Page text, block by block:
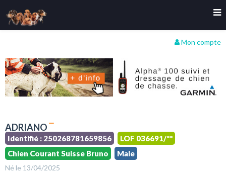
Mon compte
ADRIANO
Identifié : 250268781659856
LOF 036691/**
Chien Courant Suisse Bruno
Male
Né le 13/04/2025